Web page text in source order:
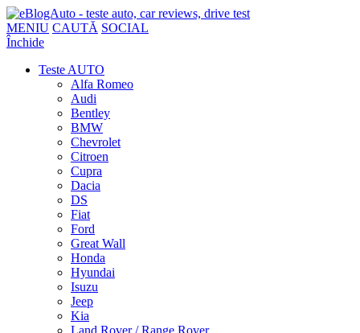
MENIU CAUTĂ SOCIAL
Închide
Teste AUTO
Alfa Romeo
Audi
Bentley
BMW
Chevrolet
Citroen
Cupra
Dacia
DS
Fiat
Ford
Great Wall
Honda
Hyundai
Isuzu
Jeep
Kia
Land Rover / Range Rover